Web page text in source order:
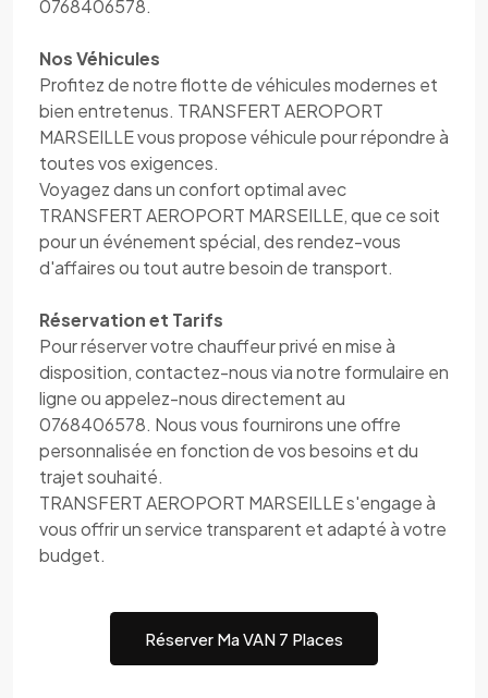
0768406578.
Nos Véhicules
Profitez de notre flotte de véhicules modernes et
bien entretenus. TRANSFERT AEROPORT
MARSEILLE vous propose véhicule pour répondre à
toutes vos exigences.
Voyagez dans un confort optimal avec
TRANSFERT AEROPORT MARSEILLE, que ce soit
pour un événement spécial, des rendez-vous
d'affaires ou tout autre besoin de transport.
Réservation et Tarifs
Pour réserver votre chauffeur privé en mise à
disposition, contactez-nous via notre formulaire en
ligne ou appelez-nous directement au
0768406578. Nous vous fournirons une offre
personnalisée en fonction de vos besoins et du
trajet souhaité.
TRANSFERT AEROPORT MARSEILLE s'engage à
vous offrir un service transparent et adapté à votre
budget.
Réserver Ma VAN 7 Places